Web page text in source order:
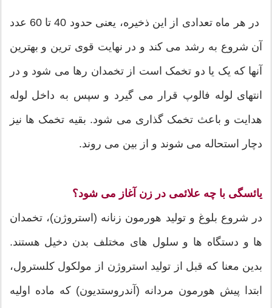
در هر ماه تعدادی از این ذخیره، یعنی حدود 40 تا 60 عدد
آن شروع به رشد می کند و در نهایت قوی ترین و بهترین
آنها که یک یا دو تخمک است از تخمدان رها می شود و در
انتهای لوله فالوپ قرار می گیرد و سپس به داخل لوله
هدایت و باعث تخمک گذاری می شود. بقیه تخمک ها نیز
دچار استحاله می شوند و از بین می روند.
یائسگی با چه علائمی در زن آغاز می شود؟
در شروع بلوغ و تولید هورمون زنانه (استروژن)، تخمدان
ها و دستگاه ها و سلول های مختلف بدن دخیل هستند.
بدین معنا که قبل از تولید استروژن از مولکول کلسترول،
ابتدا پیش هورمون مردانه (آندروستدیون) که ماده اولیه